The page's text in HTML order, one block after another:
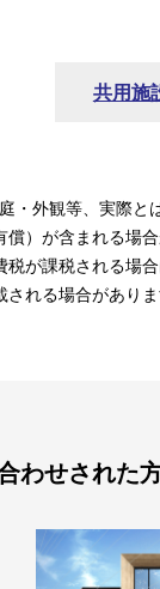
共用施
外観等、実際と
）が含まれる場
が課税される場合
れる場合がありま
わせされた